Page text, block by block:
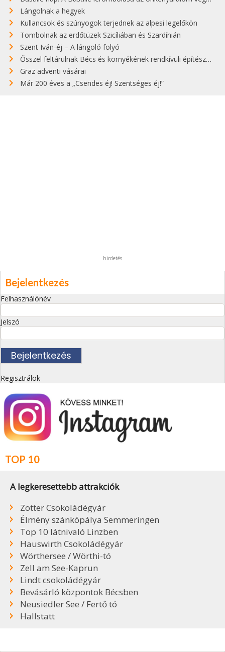
Lángolnak a hegyek
Kullancsok és szúnyogok terjednek az alpesi legelőkön
Tombolnak az erdőtüzek Szicíliában és Szardínián
Szent Iván-éj – A lángoló folyó
Ősszel feltárulnak Bécs és környékének rendkívüli építészeti kincsei
Graz adventi vásárai
Már 200 éves a „Csendes éj! Szentséges éj!”
hirdetés
Bejelentkezés
Felhasználónév
Jelszó
Regisztrálok
TOP 10
A legkeresettebb attrakciók
Zotter Csokoládégyár
Élmény szánkópálya Semmeringen
Top 10 látnivaló Linzben
Hauswirth Csokoládégyár
Wörthersee / Wörthi-tó
Zell am See-Kaprun
Lindt csokoládégyár
Bevásárló központok Bécsben
Neusiedler See / Fertő tó
Hallstatt